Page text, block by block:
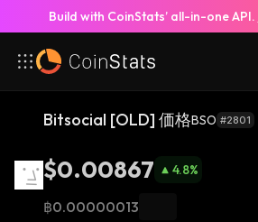
Build with CoinStats’ all-in-one API.
Bitsocial [OLD] 価格BSO #2801
$0.00867 4.8%
฿0.00000013